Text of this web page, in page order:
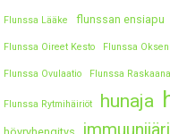
Flunssa Lääke flunssan ensiapu
Flunssa Oireet Kesto Flunssa
Flunssa Ovulaatio Flunssa Raskaana
Flunssa Rytmihäiriöt hunaja